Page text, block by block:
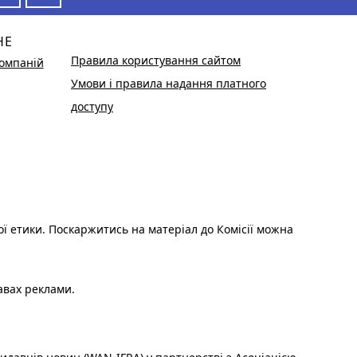
Правила користування сайтом
Умови і правила надання платного
доступу
етики. Поскаржитись на матеріал до Комісії можна
реклами.